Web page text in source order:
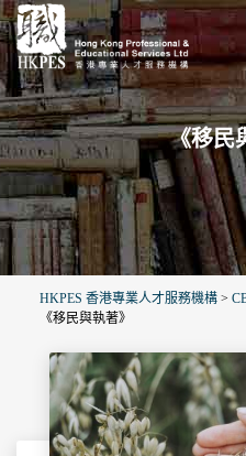
《移民
HKPES 香港專業人才服務機構 >
《移民與執著》